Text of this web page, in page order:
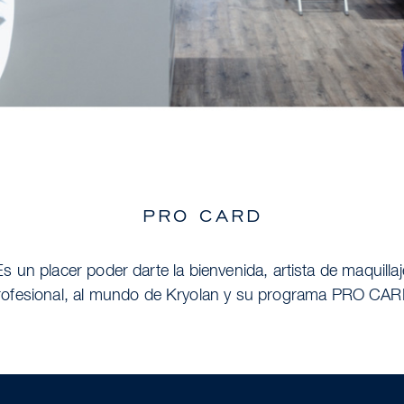
PRO CARD
un placer poder darte la bienvenida, artista de
al mundo de Kryolan y su programa PRO